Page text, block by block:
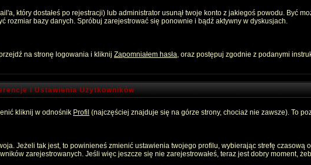
który dostałeś po rejestracji) lub administrator usunął twoje konto z jakiegoś powodu. Być
rozmiar bazy danych. Spróbuj zarejestrować się ponownie i bądź aktywny w dyskusjach.
na stronę logowania i kliknij Zapomniałem hasła, oraz postępuj zgodnie z podanymi
i Ustawienia Użytkowników
kliknij w odnośnik Profil (najczęściej znajduje się na górze strony, chociaż nie zawsze). To
Jeżeli tak jest, to powinieneś zmienić ustawienia twojego profilu, wybierając strefę czasową
zarejestrowanych. Jeśli więc jeszcze się nie zarejestrowałeś, teraz jest dobry moment,